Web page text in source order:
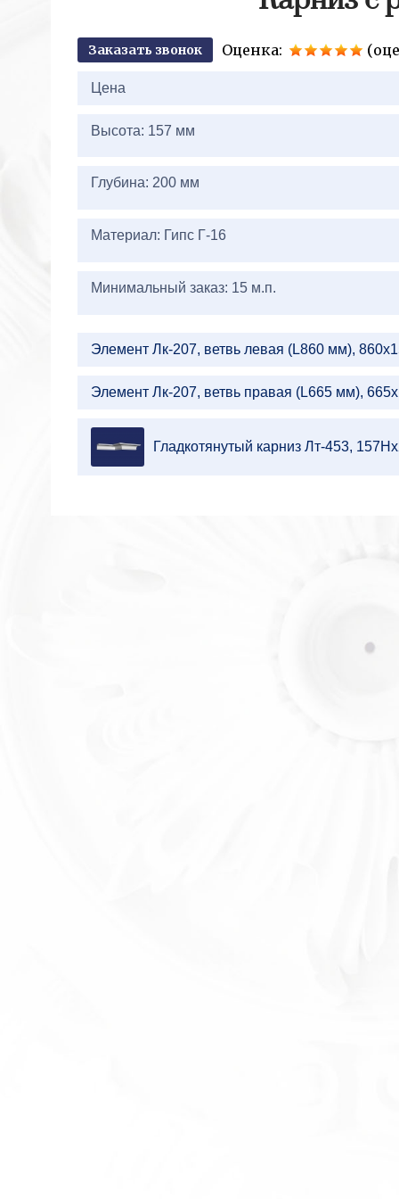
Заказать звонок
Оценка:
Цена
Высота: 157 мм
Глубина: 200 мм
Материал: Гипс Г-16
Минимальный заказ: 15 м.п.
Элемент Лк-207, ветвь левая (L860 мм),
Элемент Лк-207, ветвь правая (L665 мм),
Гладкотянутый карниз Лт-453,